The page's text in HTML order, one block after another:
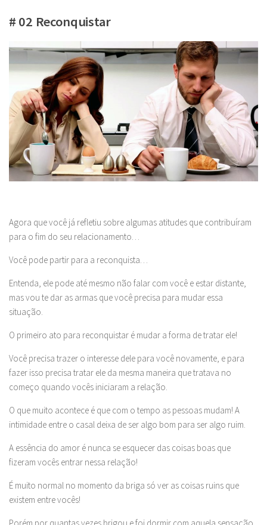
# 02 Reconquistar
Agora que você já refletiu sobre algumas atitudes que contribuíram
para o fim do seu relacionamento…
Você pode partir para a reconquista…
Entenda, ele pode até mesmo não falar com você e estar distante,
mas vou te dar as armas que você precisa para mudar essa
situação.
O primeiro ato para reconquistar é mudar a forma de tratar ele!
Você precisa trazer o interesse dele para você novamente, e para
fazer isso precisa tratar ele da mesma maneira que tratava no
começo quando vocês iniciaram a relação.
O que muito acontece é que com o tempo as pessoas mudam! A
intimidade entre o casal deixa de ser algo bom para ser algo ruim.
A essência do amor é nunca se esquecer das coisas boas que
fizeram vocês entrar nessa relação!
É muito normal no momento da briga só ver as coisas ruins que
existem entre vocês!